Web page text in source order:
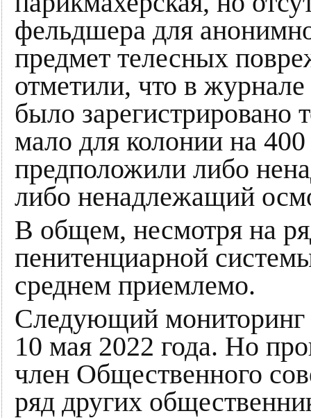
фельдшера для
предмет телесных
отметили, что в
было зарегистрировано
мало для колонии на
предположили либо
либо ненадлежащий
В общем, несмотря на
пенитенциарной
среднем приемлемо.
Следующий мониторинг
10 мая 2022 года. Но
член Общественного
ряд других